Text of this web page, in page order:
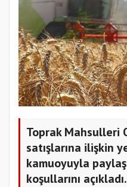
Toprak Mahsulleri
satışlarına ilişkin
kamuoyuyla
koşullarını açıkladı.